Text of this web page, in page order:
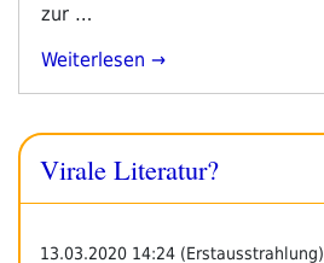
zur …
„Virale
Weiterlesen
Virale Literatur?
13.03.2020 14:24 (Erstausstrahlung)